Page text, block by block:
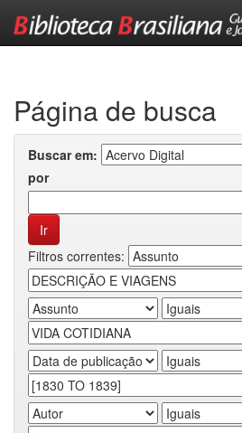
Página de busca
Buscar em:
por
Filtros correntes: